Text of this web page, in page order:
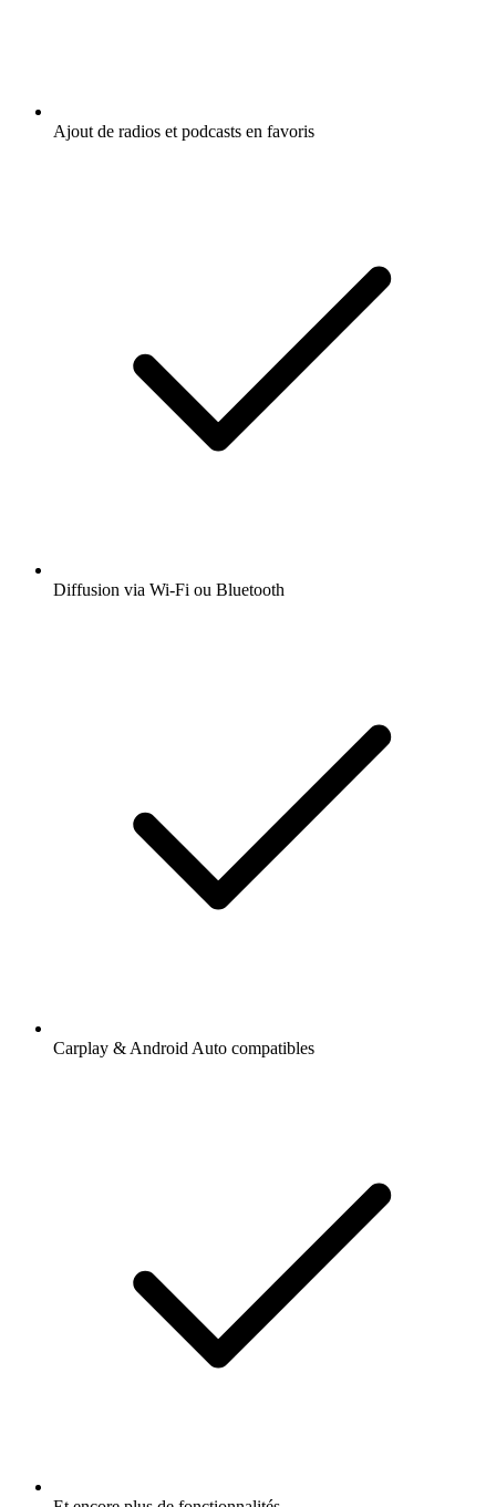
Ajout de radios et podcasts en favoris
Diffusion via Wi-Fi ou Bluetooth
Carplay & Android Auto compatibles